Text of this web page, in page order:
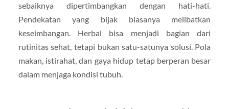
sebaiknya dipertimbangkan dengan hati-hati.
Pendekatan yang bijak biasanya melibatkan
keseimbangan. Herbal bisa menjadi bagian dari
rutinitas sehat, tetapi bukan satu-satunya solusi. Pola
makan, istirahat, dan gaya hidup tetap berperan besar
dalam menjaga kondisi tubuh.